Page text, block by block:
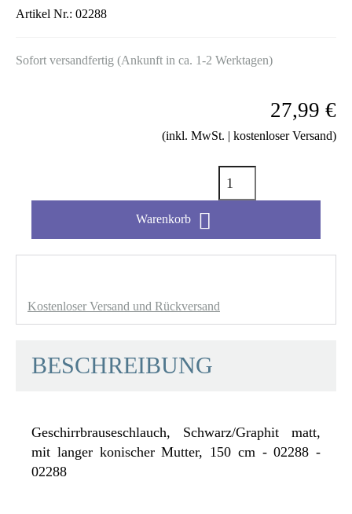
Artikel Nr.: 02288
Sofort versandfertig (Ankunft in ca. 1-2 Werktagen)
27,99 €
(inkl. MwSt. | kostenloser Versand)
Warenkorb 
Kostenloser Versand und Rückversand
BESCHREIBUNG
Geschirrbrauseschlauch, Schwarz/Graphit matt,
mit langer konischer Mutter, 150 cm - 02288 -
02288